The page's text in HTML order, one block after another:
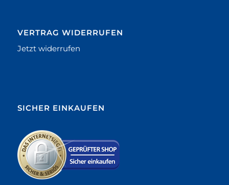
VERTRAG WIDERRUFEN
Jetzt widerrufen
SICHER EINKAUFEN